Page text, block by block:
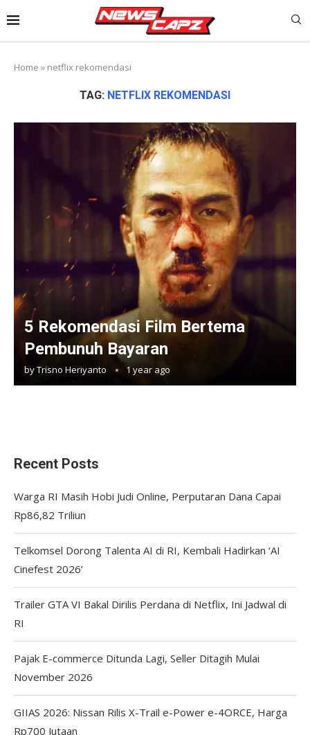
Home » netflix rekomendasi
TAG: NETFLIX REKOMENDASI
5 Rekomendasi Film Bertema
Pembunuh Bayaran
byTrisno Heriyanto 1 year ago
Recent Posts
Warga RI Masih Hobi Judi Online, Perputaran Dana Capai
Rp86,82 Triliun
Telkomsel Dorong Talenta AI di RI, Kembali Hadirkan ‘AI
Cinefest 2026’
Trailer GTA VI Bakal Dirilis Perdana di Netflix, Ini Jadwal di
RI
Pajak E-commerce Ditunda Lagi, Seller Ditagih Mulai
November 2026
GIIAS 2026: Nissan Rilis X-Trail e-Power e-4ORCE, Harga
Rp700 Jutaan